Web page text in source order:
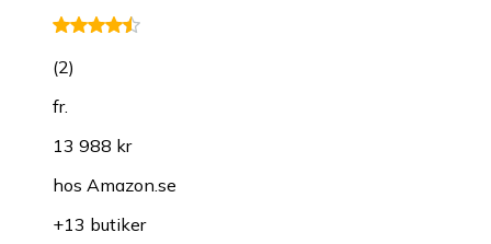
(2)
fr.
13 988 kr
hos Amazon.se
+13 butiker